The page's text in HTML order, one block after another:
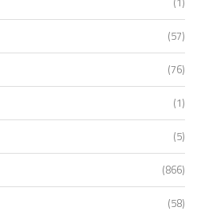
(57)
(76)
(1)
(5)
(866)
(58)